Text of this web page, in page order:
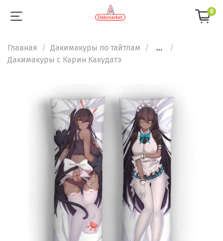
0
Главная Дакимакуры по тайтлам
...
Дакимакуры с Карин Какудатэ